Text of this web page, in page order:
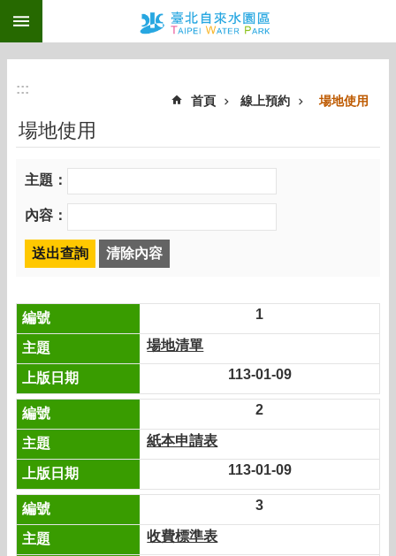
跳到主要內容區塊
:::
首頁 線上預約 場地使用
場地使用
主題：
內容：
1
場地清單
113-01-09
2
紙本申請表
113-01-09
3
收費標準表